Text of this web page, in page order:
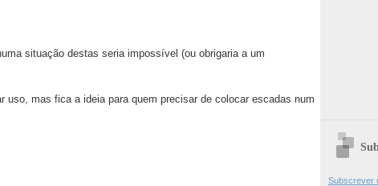
situação destas seria impossível (ou obrigaria a um
uso, mas fica a ideia para quem precisar de colocar escadas num
Subscrever